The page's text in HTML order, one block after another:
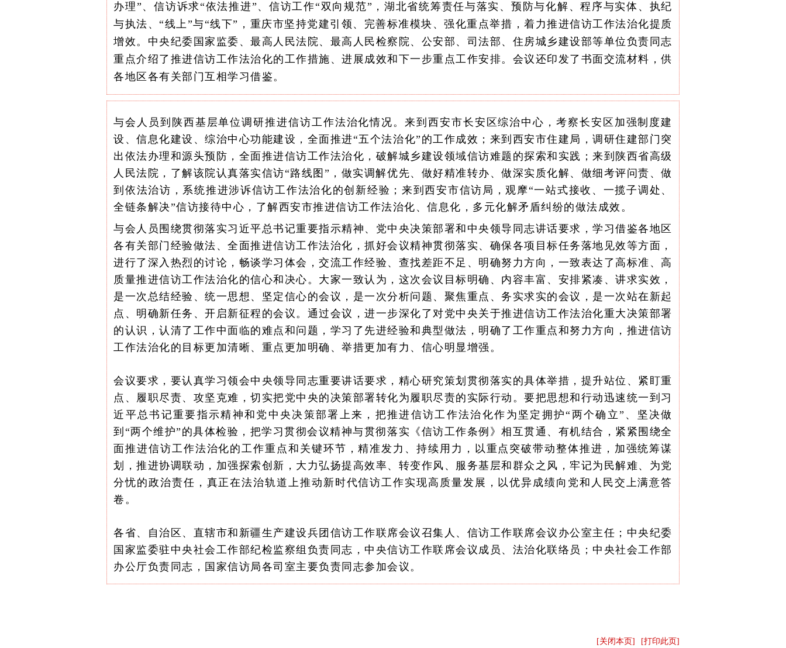
办理”、信访诉求“依法推进”、信访工作“双向规范”，湖北省统筹责任与落实、预防与化解、程序与实体、执纪
与执法、“线上”与“线下”，重庆市坚持党建引领、完善标准模块、强化重点举措，着力推进信访工作法治化提质
增效。中央纪委国家监委、最高人民法院、最高人民检察院、公安部、司法部、住房城乡建设部等单位负责同志
重点介绍了推进信访工作法治化的工作措施、进展成效和下一步重点工作安排。会议还印发了书面交流材料，供
各地区各有关部门互相学习借鉴。
与会人员到陕西基层单位调研推进信访工作法治化情况。来到西安市长安区综治中心，考察长安区加强制度建
设、信息化建设、综治中心功能建设，全面推进“五个法治化”的工作成效；来到西安市住建局，调研住建部门突
出依法办理和源头预防，全面推进信访工作法治化，破解城乡建设领域信访难题的探索和实践；来到陕西省高级
人民法院，了解该院认真落实信访“路线图”，做实调解优先、做好精准转办、做深实质化解、做细考评问责、做
到依法治访，系统推进涉诉信访工作法治化的创新经验；来到西安市信访局，观摩“一站式接收、一揽子调处、
全链条解决”信访接待中心，了解西安市推进信访工作法治化、信息化，多元化解矛盾纠纷的做法成效。
与会人员围绕贯彻落实习近平总书记重要指示精神、党中央决策部署和中央领导同志讲话要求，学习借鉴各地区
各有关部门经验做法、全面推进信访工作法治化，抓好会议精神贯彻落实、确保各项目标任务落地见效等方面，
进行了深入热烈的讨论，畅谈学习体会，交流工作经验、查找差距不足、明确努力方向，一致表达了高标准、高
质量推进信访工作法治化的信心和决心。大家一致认为，这次会议目标明确、内容丰富、安排紧凑、讲求实效，
是一次总结经验、统一思想、坚定信心的会议，是一次分析问题、聚焦重点、务实求实的会议，是一次站在新起
点、明确新任务、开启新征程的会议。通过会议，进一步深化了对党中央关于推进信访工作法治化重大决策部署
的认识，认清了工作中面临的难点和问题，学习了先进经验和典型做法，明确了工作重点和努力方向，推进信访
工作法治化的目标更加清晰、重点更加明确、举措更加有力、信心明显增强。
会议要求，要认真学习领会中央领导同志重要讲话要求，精心研究策划贯彻落实的具体举措，提升站位、紧盯重
点、履职尽责、攻坚克难，切实把党中央的决策部署转化为履职尽责的实际行动。要把思想和行动迅速统一到习
近平总书记重要指示精神和党中央决策部署上来，把推进信访工作法治化作为坚定拥护“两个确立”、坚决做
到“两个维护”的具体检验，把学习贯彻会议精神与贯彻落实《信访工作条例》相互贯通、有机结合，紧紧围绕全
面推进信访工作法治化的工作重点和关键环节，精准发力、持续用力，以重点突破带动整体推进，加强统筹谋
划，推进协调联动，加强探索创新，大力弘扬提高效率、转变作风、服务基层和群众之风，牢记为民解难、为党
分忧的政治责任，真正在法治轨道上推动新时代信访工作实现高质量发展，以优异成绩向党和人民交上满意答
卷。
各省、自治区、直辖市和新疆生产建设兵团信访工作联席会议召集人、信访工作联席会议办公室主任；中央纪委
国家监委驻中央社会工作部纪检监察组负责同志，中央信访工作联席会议成员、法治化联络员；中央社会工作部
办公厅负责同志，国家信访局各司室主要负责同志参加会议。
[打印此页]
[关闭本页]